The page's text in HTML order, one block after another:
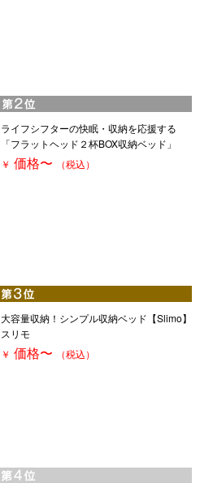
ライフシフターの快眠・収納を応援する
「フラットヘッド２杯BOX収納ベッド」
￥ 価格〜 （税込）
大容量収納！シンプル収納ベッド【Slimo】
スリモ
￥ 価格〜 （税込）